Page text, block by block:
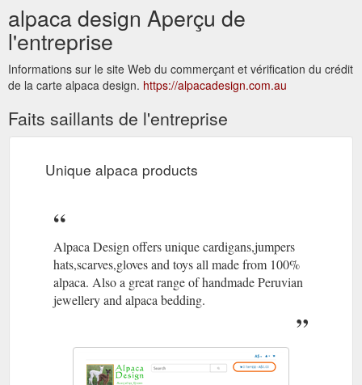
alpaca design Aperçu de
l'entreprise
Informations sur le site Web du commerçant et vérification du crédit
de la carte alpaca design. https://alpacadesign.com.au
Faits saillants de l'entreprise
Unique alpaca products
Alpaca Design offers unique cardigans,jumpers
hats,scarves,gloves and toys all made from 100%
alpaca. Also a great range of handmade Peruvian
jewellery and alpaca bedding.